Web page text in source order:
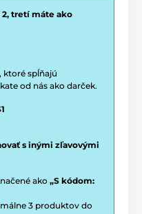
2, tretí máte ako
ktoré spĺňajú
od nás ako darček.
s inými zľavovými
ako „S kódom:
3 produktov do